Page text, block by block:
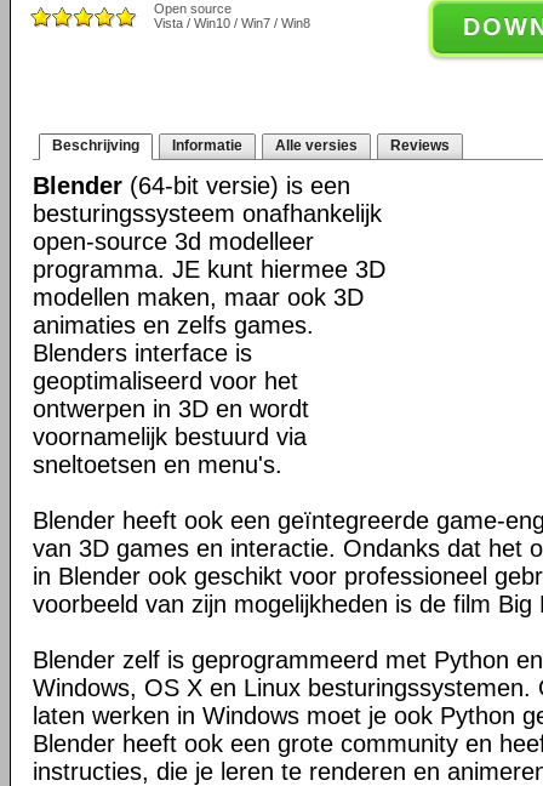
Open source
Vista / Win10 / Win7 / Win8
Beschrijving Informatie Alle versies Reviews
Blender (64-bit versie) is een
besturingssysteem onafhankelijk
open-source 3d modelleer
programma. JE kunt hiermee 3D
modellen maken, maar ook 3D
animaties en zelfs games.
Blenders interface is
geoptimaliseerd voor het
ontwerpen in 3D en wordt
voornamelijk bestuurd via
sneltoetsen en menu's.
Blender heeft ook een geïntegreerde game-
van 3D games en interactie. Ondanks dat het
in Blender ook geschikt voor professioneel
voorbeeld van zijn mogelijkheden is de film Big
Blender zelf is geprogrammeerd met Python
Windows, OS X en Linux besturingssystemen.
laten werken in Windows moet je ook Python
Blender heeft ook een grote community en
instructies, die je leren te renderen en